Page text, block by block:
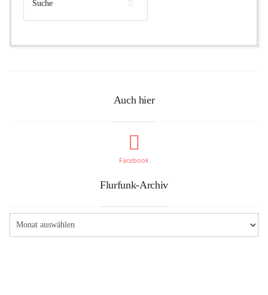
Auch hier
Facebook
Flurfunk-Archiv